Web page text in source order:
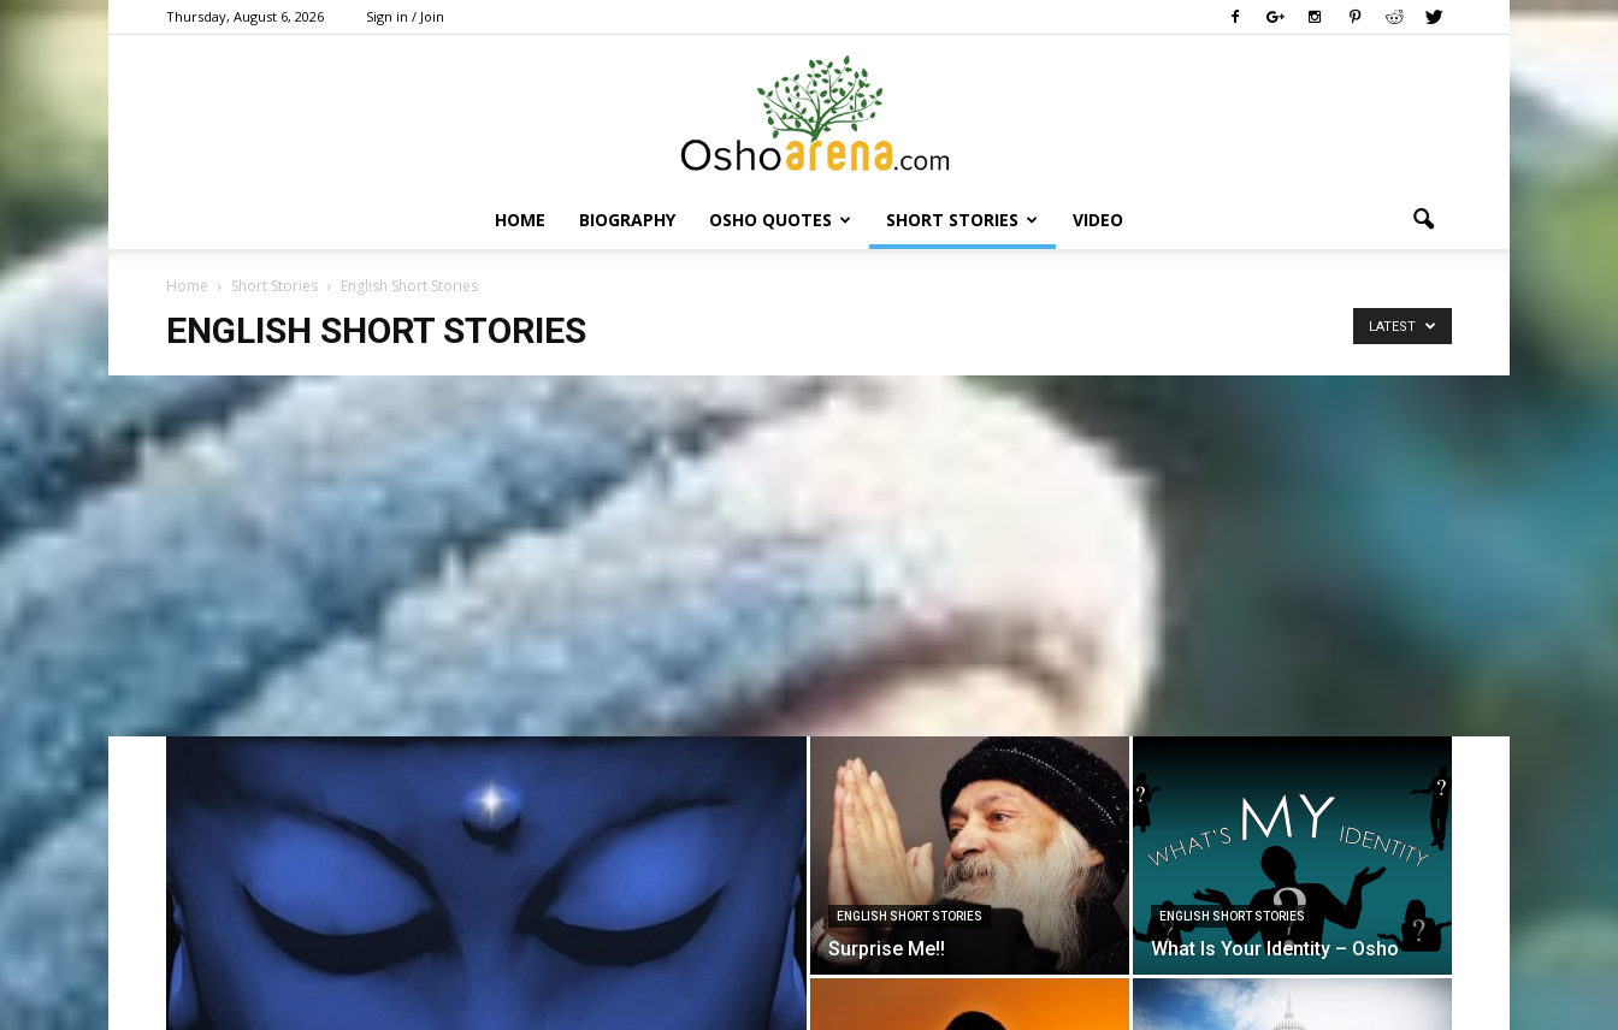
Thursday, August 6, 2026 Sign in / Join
Arena
HOME BIOGRAPHY OSHO QUOTES SHORT STORIES VIDEO
Home Short Stories English Short Stories
ENGLISH SHORT STORIES LATEST
ENGLISH SHORT STORIES
Surprise Me!!
ENGLISH SHORT STORIES
What Is Your Identity – Osho